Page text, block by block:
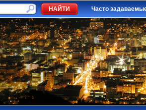
Часто